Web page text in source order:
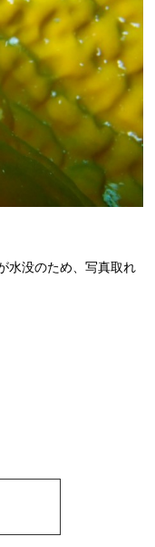
水没のため、写真取れ